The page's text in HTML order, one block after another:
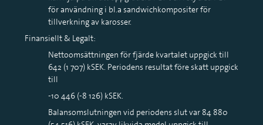
för användning i bl.a sandwichkompositer för
tillverkning av karosser.
Finansiellt & Legalt:
Nettoomsättningen för fjärde kvartalet uppgick till
642 (1 707) kSEK. Periodens resultat före skatt uppgick
till
-10 446 (-8 126) kSEK.
Balansomslutningen vid periodens slut var 84 880